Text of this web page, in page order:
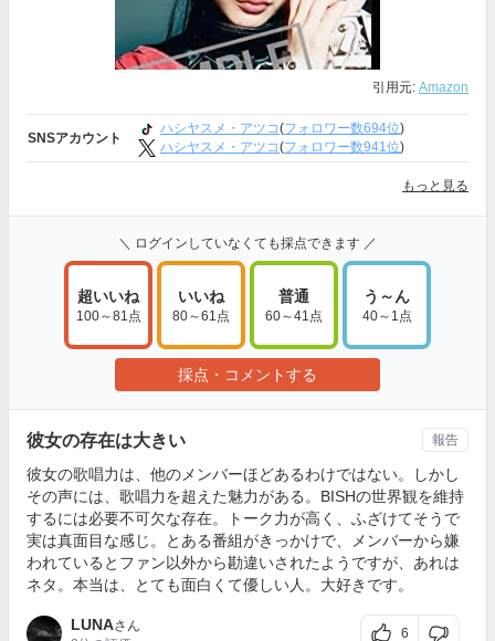
引用元: Amazon
SNSアカウント
ハシヤスメ・アツコ(フォロワー数694位)
ハシヤスメ・アツコ(フォロワー数941位)
もっと見る
＼ ログインしていなくても採点できます ／
超いいね
100～81点
いいね
80～61点
普通
60～41点
う～ん
40～1点
採点・コメントする
彼女の存在は大きい
彼女の歌唱力は、他のメンバーほどあるわけではない。しかし
その声には、歌唱力を超えた魅力がある。BISHの世界観を維持
するには必要不可欠な存在。トーク力が高く、ふざけてそうで
実は真面目な感じ。とある番組がきっかけで、メンバーから嫌
われているとファン以外から勘違いされたようですが、あれは
ネタ。本当は、とても面白くて優しい人。大好きです。
LUNAさん
6
報告